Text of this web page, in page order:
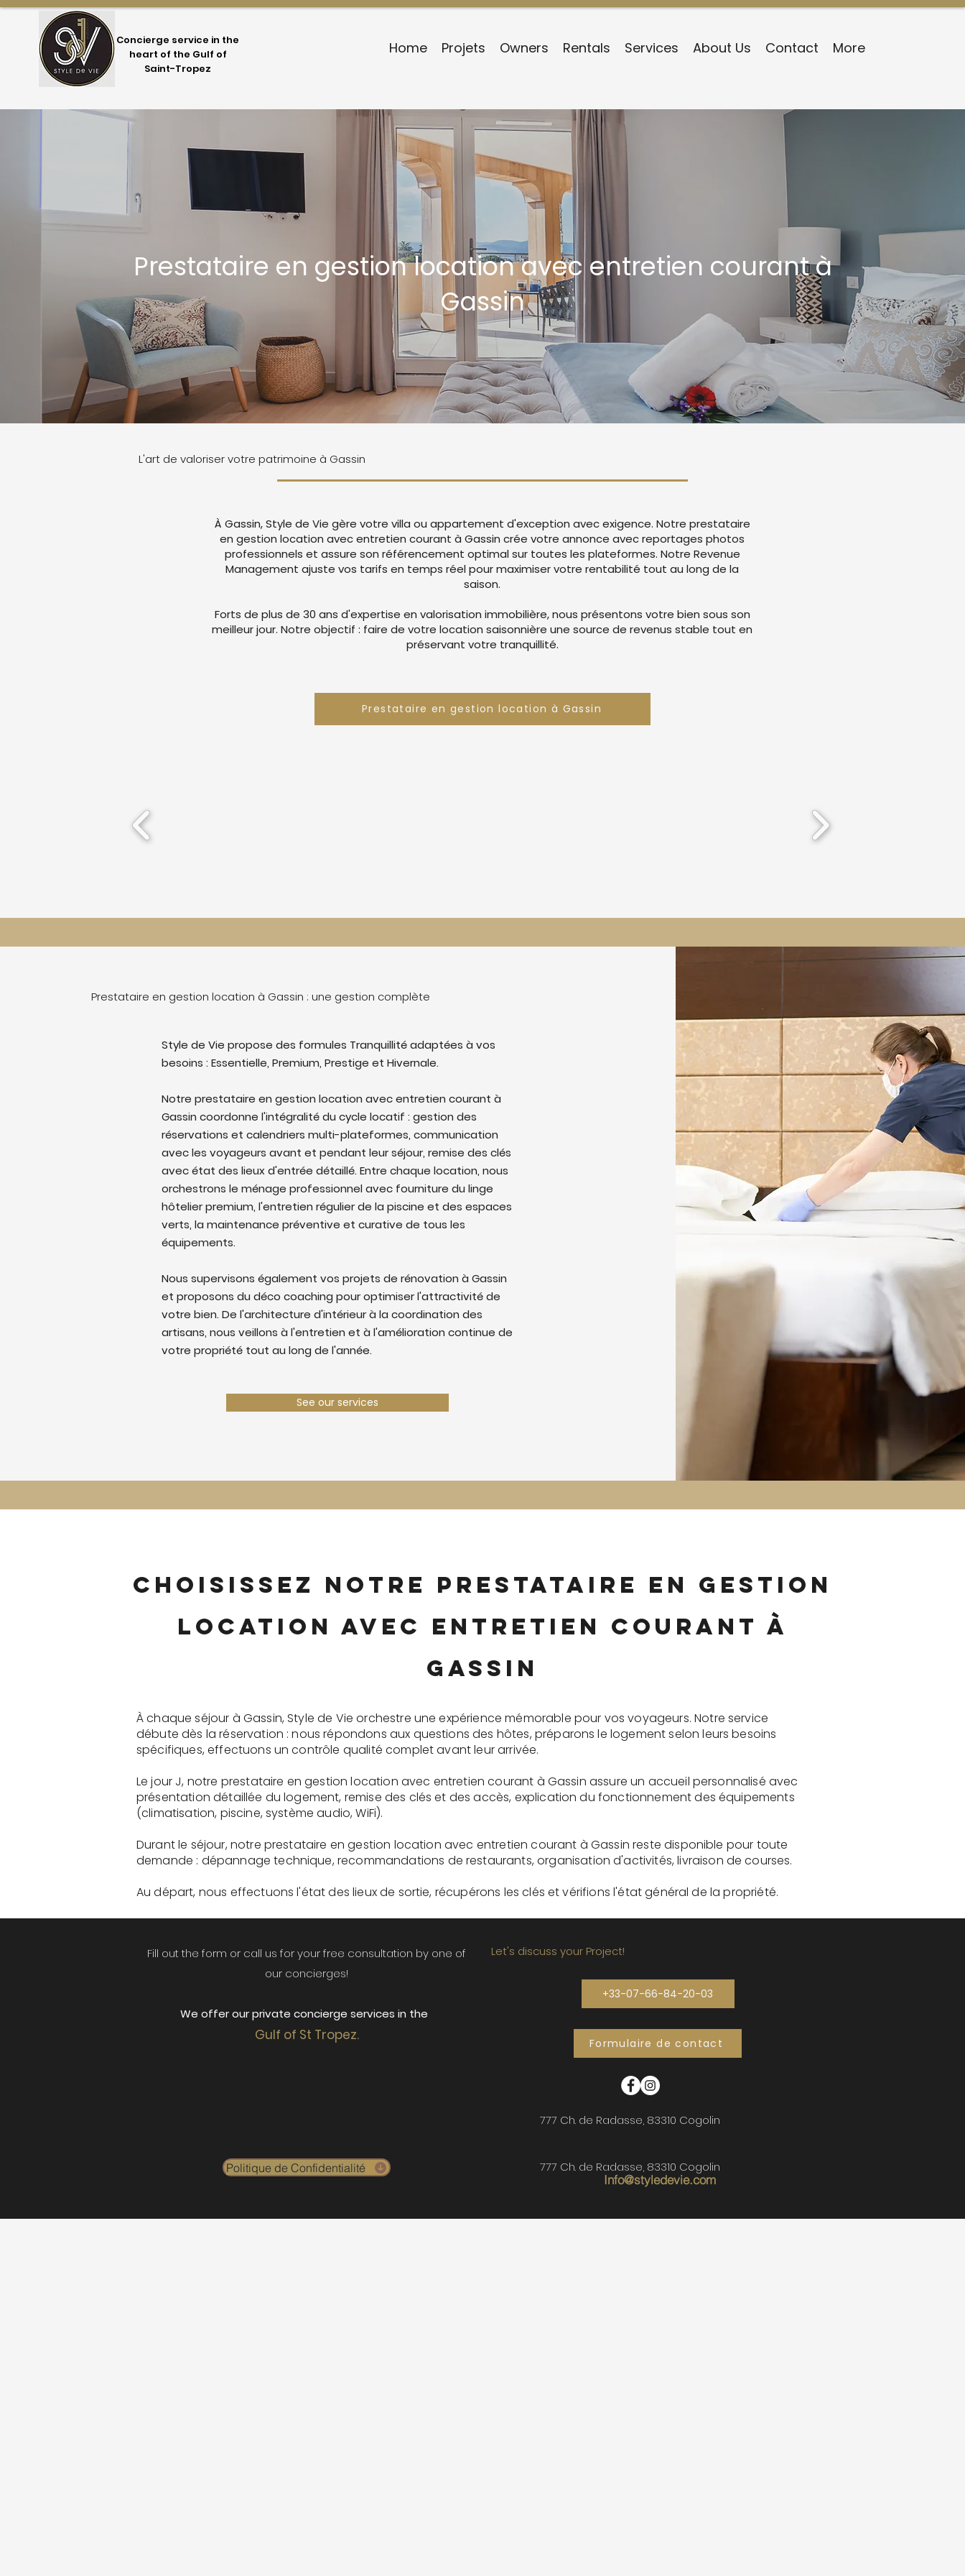
Concierge service in the
heart of the Gulf of
Saint-Tropez
Home Projets Owners Rentals Services About Us Contact More
Prestataire en gestion location avec entretien courant à
Gassin
L'art de valoriser votre patrimoine à Gassin
À Gassin, Style de Vie gère votre villa ou appartement d'exception avec exigence. Notre prestataire
en gestion location avec entretien courant à Gassin crée votre annonce avec reportages photos
professionnels et assure son référencement optimal sur toutes les plateformes. Notre Revenue
Management ajuste vos tarifs en temps réel pour maximiser votre rentabilité tout au long de la
saison.
Forts de plus de 30 ans d'expertise en valorisation immobilière, nous présentons votre bien sous son
meilleur jour. Notre objectif : faire de votre location saisonnière une source de revenus stable tout en
préservant votre tranquillité.
Prestataire en gestion location à Gassin
Prestataire en gestion location à Gassin : une gestion complète
Style de Vie propose des formules Tranquillité adaptées à vos
besoins : Essentielle, Premium, Prestige et Hivernale.
Notre prestataire en gestion location avec entretien courant à
Gassin coordonne l'intégralité du cycle locatif : gestion des
réservations et calendriers multi-plateformes, communication
avec les voyageurs avant et pendant leur séjour, remise des clés
avec état des lieux d'entrée détaillé. Entre chaque location, nous
orchestrons le ménage professionnel avec fourniture du linge
hôtelier premium, l'entretien régulier de la piscine et des espaces
verts, la maintenance préventive et curative de tous les
équipements.
Nous supervisons également vos projets de rénovation à Gassin
et proposons du déco coaching pour optimiser l'attractivité de
votre bien. De l'architecture d'intérieur à la coordination des
artisans, nous veillons à l'entretien et à l'amélioration continue de
votre propriété tout au long de l'année.
See our services
Choisissez notre prestataire en gestion
location avec entretien courant à
Gassin
À chaque séjour à Gassin, Style de Vie orchestre une expérience mémorable pour vos voyageurs. Notre service
débute dès la réservation : nous répondons aux questions des hôtes, préparons le logement selon leurs besoins
spécifiques, effectuons un contrôle qualité complet avant leur arrivée.
Le jour J, notre prestataire en gestion location avec entretien courant à Gassin assure un accueil personnalisé avec
présentation détaillée du logement, remise des clés et des accès, explication du fonctionnement des équipements
(climatisation, piscine, système audio, WiFi).
Durant le séjour, notre prestataire en gestion location avec entretien courant à Gassin reste disponible pour toute
demande : dépannage technique, recommandations de restaurants, organisation d'activités, livraison de courses.
Au départ, nous effectuons l'état des lieux de sortie, récupérons les clés et vérifions l'état général de la propriété.
Fill out the form or call us for your free consultation by one of
our concierges!
We offer our private concierge services in the
Gulf of St Tropez.
Politique de Confidentialité
Let's discuss your Project!
+33-07-66-84-20-03
Formulaire de contact
777 Ch. de Radasse, 83310 Cogolin
Info@styledevie.com
777 Ch. de Radasse, 83310 Cogolin